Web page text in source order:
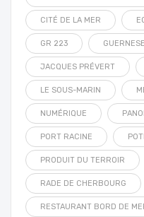
CITÉ DE LA MER
GR 223
JACQUES PRÉVERT
LE SOUS-MARIN
NUMÉRIQUE
PORT RACINE
PRODUIT DU TERROIR
RADE DE CHERBOURG
RESTAURANT BORD DE